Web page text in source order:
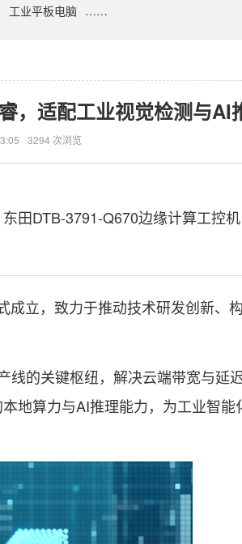
工业平板电脑 ……
，适配工业视觉检测与AI
3294 次浏览
DTB-3791-Q670边缘计算工控
立，致力于推动技术研发创新、
的关键枢纽，解决云端带宽与延
地算力与AI推理能力，为工业智能